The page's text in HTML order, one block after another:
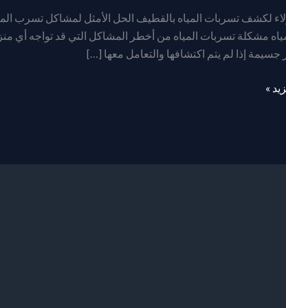
لكشف تسربات المياه بالقطيف الحل الأمثل لمشاكل
مشكلة تسربات المياه من أخطر المشاكل التي قد تواجه
جسيمة إذا لم يتم اكتشافها والتعامل معها […]
»